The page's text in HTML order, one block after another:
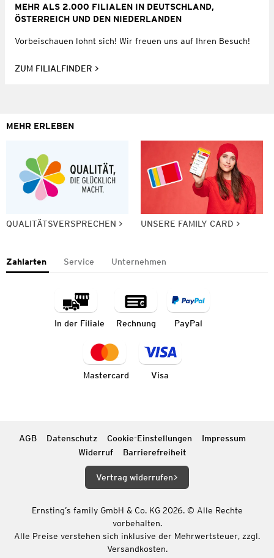
MEHR ALS 2.000 FILIALEN IN DEUTSCHLAND,
ÖSTERREICH UND DEN NIEDERLANDEN
Vorbeischauen lohnt sich! Wir freuen uns auf Ihren Besuch!
ZUM FILIALFINDER
MEHR ERLEBEN
QUALITÄTSVERSPRECHEN UNSERE FAMILY CARD
Zahlarten Service Unternehmen
In der Filiale Rechnung PayPal
Mastercard Visa
AGB Datenschutz Cookie-Einstellungen
Impressum
Widerruf
Barrierefreiheit
Vertrag widerrufen
Ernsting’s family GmbH & Co. KG 2026. © Alle Rechte
vorbehalten.
Alle Preise verstehen sich inklusive der Mehrwertsteuer, zzgl.
Versandkosten.